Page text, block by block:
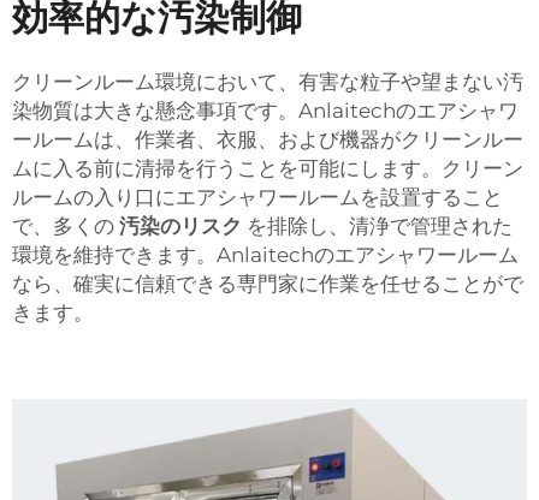
効率的な汚染制御
クリーンルーム環境において、有害な粒子や望まない汚
染物質は大きな懸念事項です。Anlaitechのエアシャワ
ールームは、作業者、衣服、および機器がクリーンルー
ムに入る前に清掃を行うことを可能にします。クリーン
ルームの入り口にエアシャワールームを設置すること
で、多くの 汚染のリスク を排除し、清浄で管理された
環境を維持できます。Anlaitechのエアシャワールーム
なら、確実に信頼できる専門家に作業を任せることがで
きます。